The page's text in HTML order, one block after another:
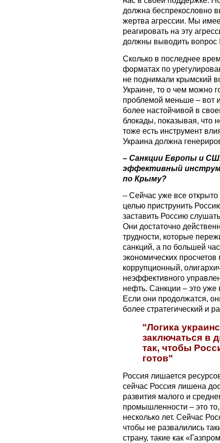
должна беспрекословно
жертва агрессии. Мы
реагировать на эту
должны выводить
Сколько в последнее
форматах по
не поднимали крымский
Украине, то о чем можно
проблемой меньше – вот
более настойчивой в
блокады, показывая, что
тоже есть инструмент
Украина должна
– Санкции Европы и
эффективный
по Крыму?
– Сейчас уже все открыто
целью приструнить
заставить Россию
Они достаточно
трудности, которые
санкций, а по большей
экономических
коррупционный,
неэффективного
нефть. Санкции – это уже
Если они продолжатся,
более стратегический и
"Логика
заключаться в
так, чтобы
готов"
Россия лишается
сейчас Россия лишена
развития малого и
промышленности – это
несколько лет. Сейчас
чтобы не развалились
страну, такие как